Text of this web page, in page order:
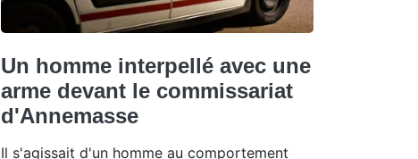
Un homme interpellé avec une
arme devant le commissariat
d'Annemasse
Il s'agissait d'un homme au comportement